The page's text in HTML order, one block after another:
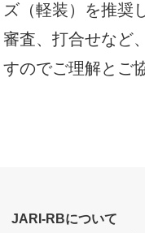
ズ（軽装）を推奨
審査、打合せなど
すのでご理解とご
JARI-RBについて